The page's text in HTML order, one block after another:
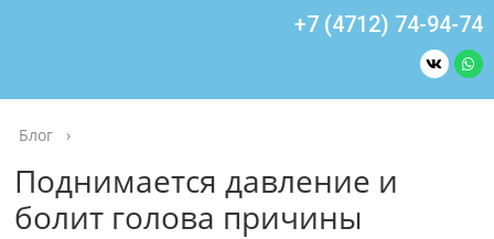
+7 (4712) 74-94-74
Блог ›
Поднимается давление и
болит голова причины